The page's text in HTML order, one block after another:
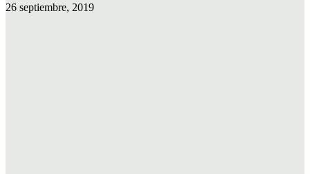
26 septiembre, 2019